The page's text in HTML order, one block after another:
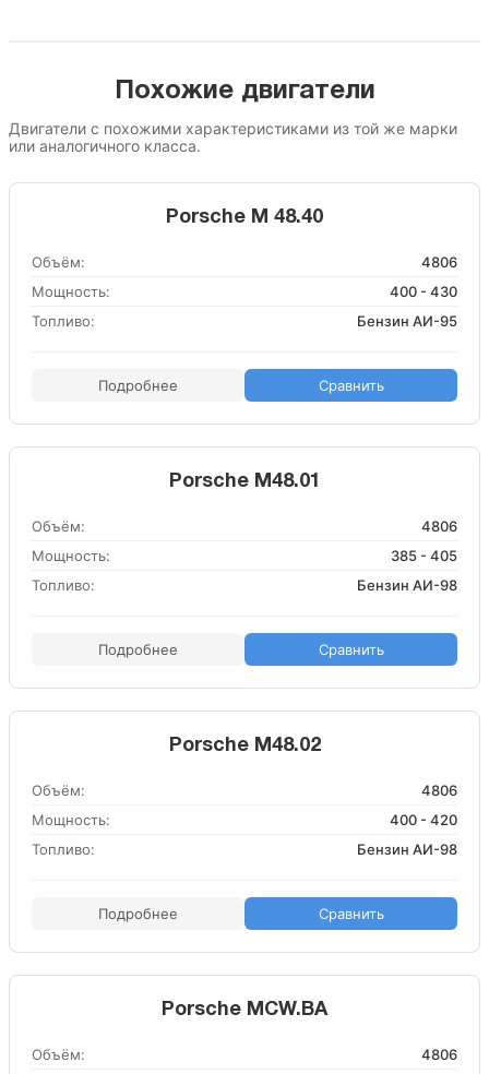
Похожие двигатели
Двигатели с похожими характеристиками из той же марки
или аналогичного класса.
Porsche M 48.40
Объём:
4806
Мощность:
400 - 430
Топливо:
Бензин АИ-95
Подробнее Сравнить
Porsche M48.01
Объём:
4806
Мощность:
385 - 405
Топливо:
Бензин АИ-98
Подробнее Сравнить
Porsche M48.02
Объём:
4806
Мощность:
400 - 420
Топливо:
Бензин АИ-98
Подробнее Сравнить
Porsche MCW.BA
Объём:
4806